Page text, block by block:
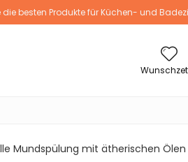
die besten Produkte für Küchen- und
Mundspülung mit ätherischen